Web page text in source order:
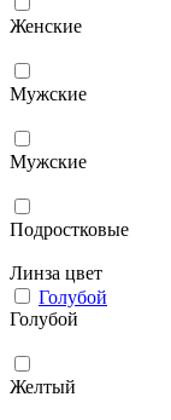
Женские
Мужcкие
Мужские
Подростковые
Линза цвет
Голубой
Голубой
Желтый